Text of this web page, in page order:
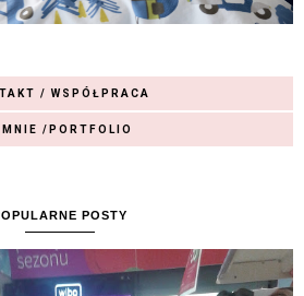
/ WSPÓŁPRACA
MNIE /PORTFOLIO
POSTY